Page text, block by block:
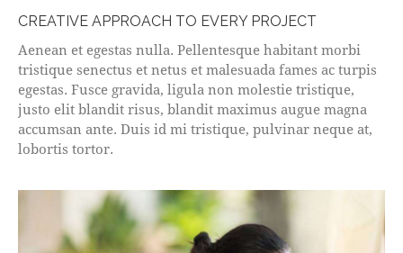
CREATIVE APPROACH TO EVERY PROJECT
Aenean et egestas nulla. Pellentesque habitant morbi
tristique senectus et netus et malesuada fames ac turpis
egestas. Fusce gravida, ligula non molestie tristique,
justo elit blandit risus, blandit maximus augue magna
accumsan ante. Duis id mi tristique, pulvinar neque at,
lobortis tortor.